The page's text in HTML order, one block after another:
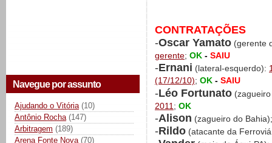
Navegue por assunto
Ajudando o Vitória (10)
Antônio Rocha (147)
Arbitragem (189)
Arena Fonte Nova (70)
CONTRATAÇÕES
-Oscar Yamato (gerente
gerente; OK - SAIU
-Ernani (lateral-esquerdo):
(17/12/10); OK - SAIU
-Léo Fortunato
2011; OK
-Alison (zagueiro do
-Rildo (atacante da